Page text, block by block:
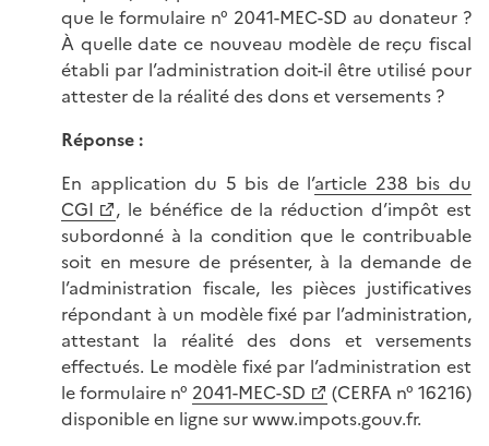
que le formulaire n° 2041-MEC-SD au donateur ?
À quelle date ce nouveau modèle de reçu fiscal
établi par l’administration doit-il être utilisé pour
attester de la réalité des dons et versements ?
Réponse :
En application du 5 bis de l’article 238 bis du
CGI
, le bénéfice de la réduction d’impôt est
subordonné à la condition que le contribuable
soit en mesure de présenter, à la demande de
l’administration fiscale, les pièces justificatives
répondant à un modèle fixé par l’administration,
attestant la réalité des dons et versements
effectués. Le modèle fixé par l’administration est
le formulaire n° 2041-MEC-SD
(CERFA n° 16216)
disponible en ligne sur www.impots.gouv.fr.